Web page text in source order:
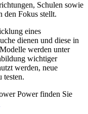
Schulen sowie
den Fokus stellt.
eines
dienen und diese in
werden unter
wichtiger
werden, neue
testen.
Power finden Sie